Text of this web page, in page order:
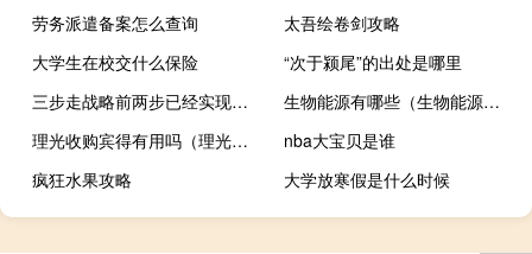
劳务派遣备案怎么查询
太吾绘卷剑攻略
大学生在校交什么保险
“次于颍尾”的出处是哪里
三步走战略前两步已经实现（从2020年到本世纪中叶 可分两个阶段安排 请问这二个阶段 二步走_）
生物能源有哪些（生物能源有哪几种）
理光收购宾得有用吗（理光收购宾得）
nba大宝贝是谁
疯狂水果攻略
大学放寒假是什么时候